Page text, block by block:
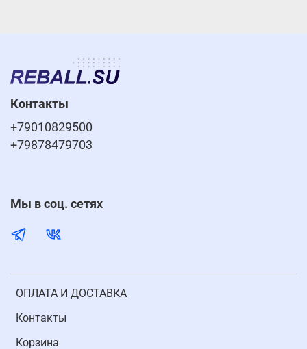
ОПЛАТА И ДОСТАВКА
Контакты
Корзина
Контакты
+79010829500
+79878479703
Мы в соц. сетях